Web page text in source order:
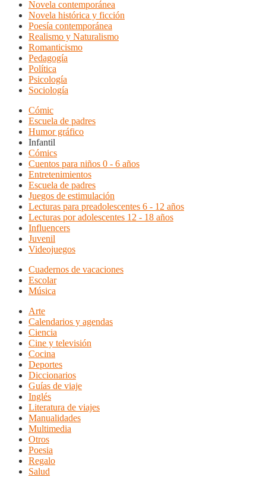
Novela contemporánea
Novela histórica y ficción
Poesía contemporánea
Realismo y Naturalismo
Romanticismo
Pedagogía
Política
Psicología
Sociología
Cómic
Escuela de padres
Humor gráfico
Infantil
Cómics
Cuentos para niños 0 - 6 años
Entretenimientos
Escuela de padres
Juegos de estimulación
Lecturas para preadolescentes 6 - 12 años
Lecturas por adolescentes 12 - 18 años
Influencers
Juvenil
Videojuegos
Cuadernos de vacaciones
Escolar
Música
Arte
Calendarios y agendas
Ciencia
Cine y televisión
Cocina
Deportes
Diccionarios
Guías de viaje
Inglés
Literatura de viajes
Manualidades
Multimedia
Otros
Poesia
Regalo
Salud